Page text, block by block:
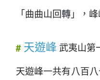
「曲曲山回轉」，
# 天遊峰 武夷山第
天遊峰一共有八百